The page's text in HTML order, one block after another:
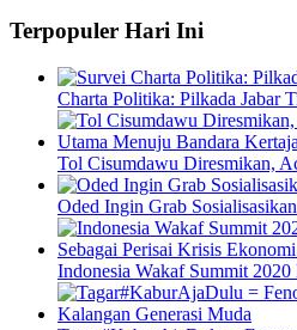
Terpopuler Hari Ini
Charta Politika: Pilkada Jabar
Tol Cisumdawu Diresmikan,
Oded Ingin Grab
Indonesia Wakaf Summit